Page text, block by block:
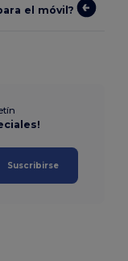
el móvil?
Suscribirse